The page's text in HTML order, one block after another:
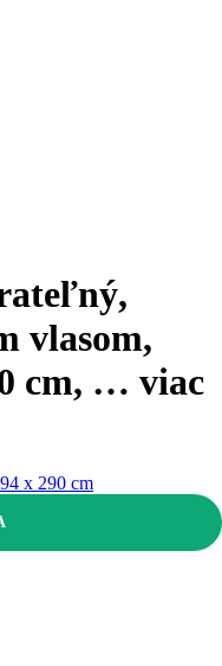
vlasom,
cm, … viac
x 290 cm